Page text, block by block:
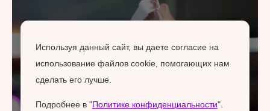
Используя данный сайт, вы даете согласие на
использование файлов cookie, помогающих нам
сделать его лучше.
Подробнее в "Политике конфиденциальности".